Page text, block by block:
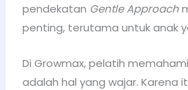
pendekatan Gentle Approach
penting, terutama untuk anak
Di Growmax, pelatih
adalah hal yang wajar. Karena